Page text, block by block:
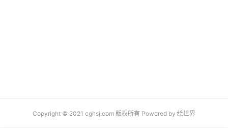
Copyright © 2021 cghsj.com 版权所有 Powered by 绘世界